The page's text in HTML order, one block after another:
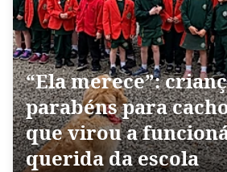
“Ela merece”:
parabéns para
que virou a
querida da escola